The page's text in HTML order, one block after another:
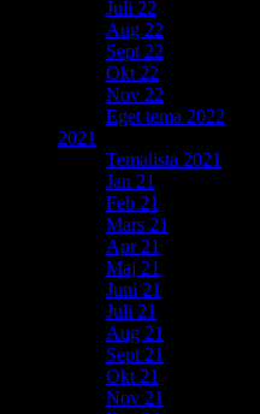
Juli 22
Aug 22
Sept 22
Okt 22
Nov 22
Eget tema 2022
2021
Temalista 2021
Jan 21
Feb 21
Mars 21
Apr 21
Maj 21
Juni 21
Juli 21
Aug 21
Sept 21
Okt 21
Nov 21